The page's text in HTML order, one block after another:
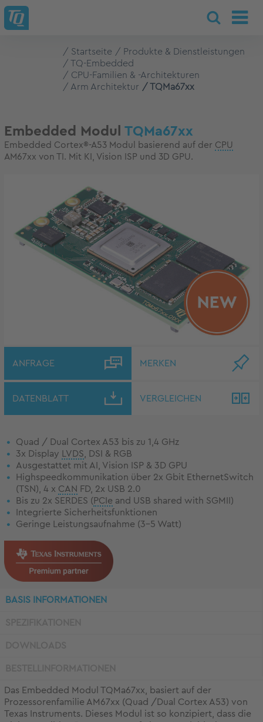
Startseite
Produkte & Dienstleistungen
TQ-Embedded
CPU-Familien & -Architekturen
Arm Architektur
TQMa67xx
Embedded Modul TQMa67xx
Embedded Cortex®-A53 Modul basierend auf der CPU
AM67xx von TI. Mit KI, Vision ISP und 3D GPU.
ANFRAGE MERKEN
DATENBLATT VERGLEICHEN
Quad / Dual Cortex A53 bis zu 1,4 GHz
3x Display
LVDS , DSI & RGB
Ausgestattet mit AI, Vision ISP & 3D GPU
Highspeedkommunikation über 2x Gbit EthernetSwitch
(TSN), 4 x CAN FD, 2x USB 2.0
Bis zu 2x SERDES (PCIe and USB shared with SGMII)
Integrierte Sicherheitsfunktionen
Geringe Leistungsaufnahme (3-5 Watt)
BASIS INFORMATIONEN
Das Embedded Modul TQMa67xx, basiert auf der
Prozessorenfamilie AM67xx (Quad /Dual Cortex A53) von
Texas Instruments. Dieses Modul ist so konzipiert, dass die